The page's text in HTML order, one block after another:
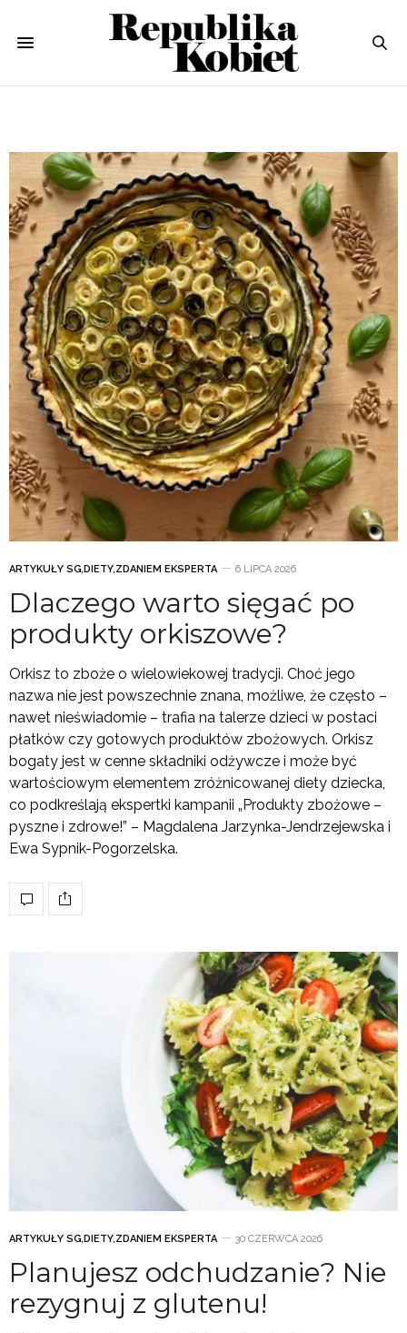
ARTYKUŁY SG,DIETY,ZDANIEM EKSPERTA 6 LIPCA 2026
Dlaczego warto sięgać po
produkty orkiszowe?
Orkisz to zboże o wielowiekowej tradycji. Choć jego
nazwa nie jest powszechnie znana, możliwe, że często –
nawet nieświadomie – trafia na talerze dzieci w postaci
płatków czy gotowych produktów zbożowych. Orkisz
bogaty jest w cenne składniki odżywcze i może być
wartościowym elementem zróżnicowanej diety dziecka,
co podkreślają ekspertki kampanii „Produkty zbożowe –
pyszne i zdrowe!” – Magdalena Jarzynka-Jendrzejewska i
Ewa Sypnik-Pogorzelska.
ARTYKUŁY SG,DIETY,ZDANIEM EKSPERTA 30 CZERWCA 2026
Planujesz odchudzanie? Nie
rezygnuj z glutenu!